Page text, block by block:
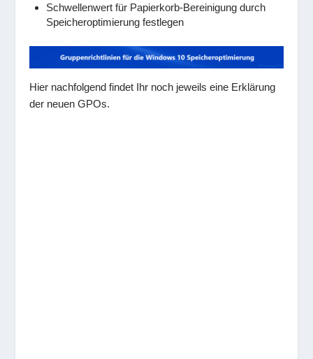
Schwellenwert für Papierkorb-Bereinigung durch
Speicheroptimierung festlegen
Hier nachfolgend findet Ihr noch jeweils eine Erklärung
der neuen GPOs.